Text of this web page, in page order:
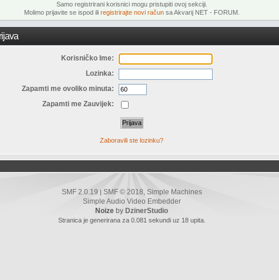
Samo registrirani korisnici mogu pristupiti ovoj sekciji.
Molimo prijavite se ispod ili registrirajte novi računsa Akvarij NET - FORUM.
Korisničko Ime:
Lozinka:
Zapamti me ovoliko minuta:
Zapamti me Zauvijek:
Zaboravili ste lozinku?
SMF 2.0.19 SMF © 2018 Simple Machines
Simple Audio Video Embedder
Noize by DzinerStudio
Stranica je generirana za 0.081 sekundi uz 18 upita.